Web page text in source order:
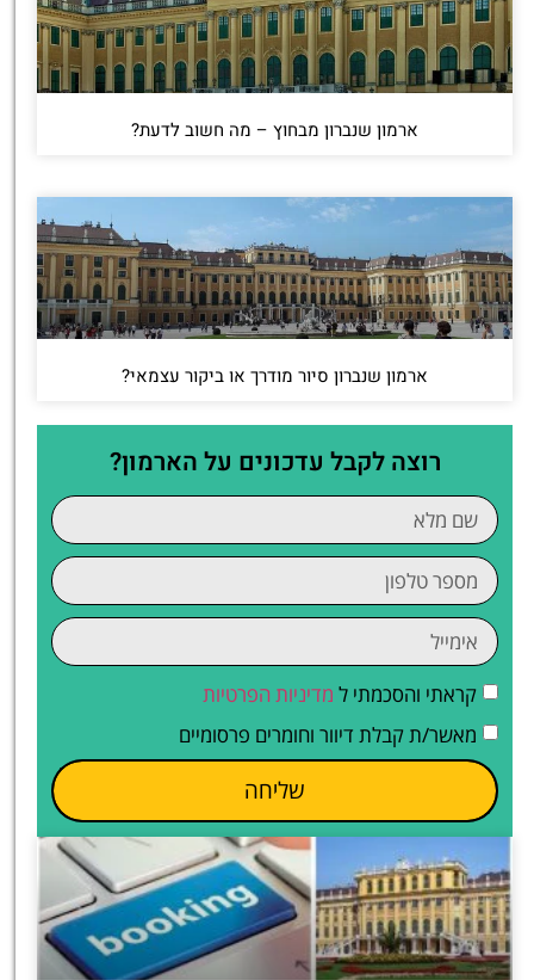
ארמון שנברון מבחוץ – מה חשוב לדעת?
ארמון שנברון סיור מודרך או ביקור עצמאי?
רוצה לקבל עדכונים על הארמון?
קראתי והסכמתי ל מדיניות הפרטיות
מאשר/ת קבלת דיוור וחומרים פרסומיים
שליחה